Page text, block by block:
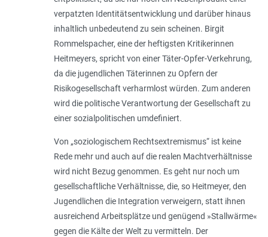
verpatzten Identitätsentwicklung und darüber hinaus
inhaltlich unbedeutend zu sein scheinen. Birgit
Rommelspacher, eine der heftigsten Kritikerinnen
Heitmeyers, spricht von einer Täter-Opfer-Verkehrung,
da die jugendlichen Täterinnen zu Opfern der
Risikogesellschaft verharmlost würden. Zum anderen
wird die politische Verantwortung der Gesellschaft zu
einer sozialpolitischen umdefiniert.
Von „soziologischem Rechtsextremismus“ ist keine
Rede mehr und auch auf die realen Machtverhältnisse
wird nicht Bezug genommen. Es geht nur noch um
gesellschaftliche Verhältnisse, die, so Heitmeyer, den
Jugendlichen die Integration verweigern, statt ihnen
ausreichend Arbeitsplätze und genügend »Stallwärme«
gegen die Kälte der Welt zu vermitteln. Der